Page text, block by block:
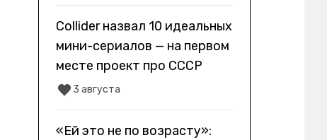
Collider назвал 10 идеальных
мини-сериалов — на первом
месте проект про СССР
3 августа
«Ей это не по возрасту»: